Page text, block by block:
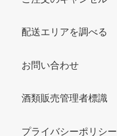
配送エリアを調べる
お問い合わせ
酒類販売管理者標識
プライバシーポリシー